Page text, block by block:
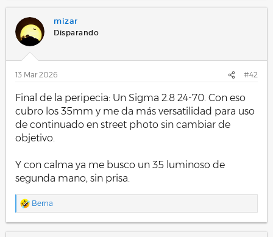
mizar
Disparando
13 Mar 2026 #42
Final de la peripecia: Un Sigma 2.8 24-70. Con eso
cubro los 35mm y me da más versatilidad para uso
de continuado en street photo sin cambiar de
objetivo.
Y con calma ya me busco un 35 luminoso de
segunda mano, sin prisa.
R
a
Berna